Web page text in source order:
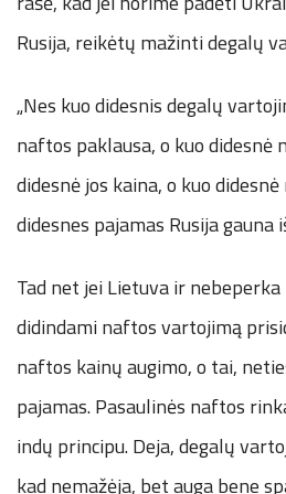
Rusija, reikėtų mažinti degalų
„Nes kuo didesnis degalų
naftos paklausa, o kuo didesnė
didesnė jos kaina, o kuo
didesnes pajamas Rusija
Tad net jei Lietuva ir
didindami naftos vartojimą
naftos kainų augimo, o tai,
pajamas. Pasaulinės naftos
indų principu. Deja, degalų
kad nemažėja, bet auga bene